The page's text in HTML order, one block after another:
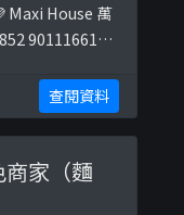
House 萬
90111661💞
查閱資料
家（麵